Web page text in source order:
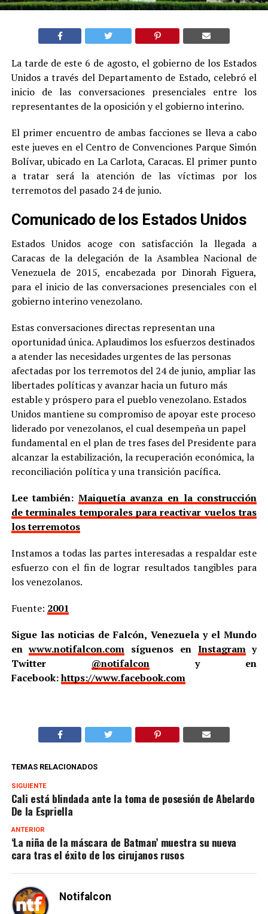
La tarde de este 6 de agosto, el gobierno de los Estados
Unidos a través del Departamento de Estado, celebró el
inicio de las conversaciones presenciales entre los
representantes de la oposición y el gobierno interino.
El primer encuentro de ambas facciones se lleva a cabo
este jueves en el Centro de Convenciones Parque Simón
Bolívar, ubicado en La Carlota, Caracas. El primer punto
a tratar será la atención de las víctimas por los
terremotos del pasado 24 de junio.
Comunicado de los Estados Unidos
Estados Unidos acoge con satisfacción la llegada a
Caracas de la delegación de la Asamblea Nacional de
Venezuela de 2015, encabezada por Dinorah Figuera,
para el inicio de las conversaciones presenciales con el
gobierno interino venezolano.
Estas conversaciones directas representan una
oportunidad única. Aplaudimos los esfuerzos destinados
a atender las necesidades urgentes de las personas
afectadas por los terremotos del 24 de junio, ampliar las
libertades políticas y avanzar hacia un futuro más
estable y próspero para el pueblo venezolano. Estados
Unidos mantiene su compromiso de apoyar este proceso
liderado por venezolanos, el cual desempeña un papel
fundamental en el plan de tres fases del Presidente para
alcanzar la estabilización, la recuperación económica, la
reconciliación política y una transición pacífica.
Lee también: Maiquetía avanza en la construcción
de terminales temporales para reactivar vuelos tras
los terremotos
Instamos a todas las partes interesadas a respaldar este
esfuerzo con el fin de lograr resultados tangibles para
los venezolanos.
Fuente: 2001
Sigue las noticias de Falcón, Venezuela y el Mundo
enwww.notifalcon.com síguenos en Instagramy
Twitter @notifalcony en
Facebook:https://www.facebook.com
TEMAS RELACIONADOS
SIGUIENTE
Cali está blindada ante la toma de posesión de Abelardo
De la Espriella
ANTERIOR
‘La niña de la máscara de Batman’ muestra su nueva
cara tras el éxito de los cirujanos rusos
Notifalcon